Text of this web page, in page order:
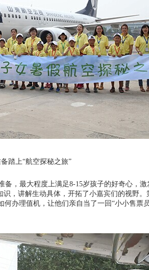
踏上“航空探秘之旅”
，最大程度上满足8-15岁孩子的好奇心，
，讲解生动具体，开拓了小嘉宾们的视野
办理值机，让他们亲自当了一回“小小售票